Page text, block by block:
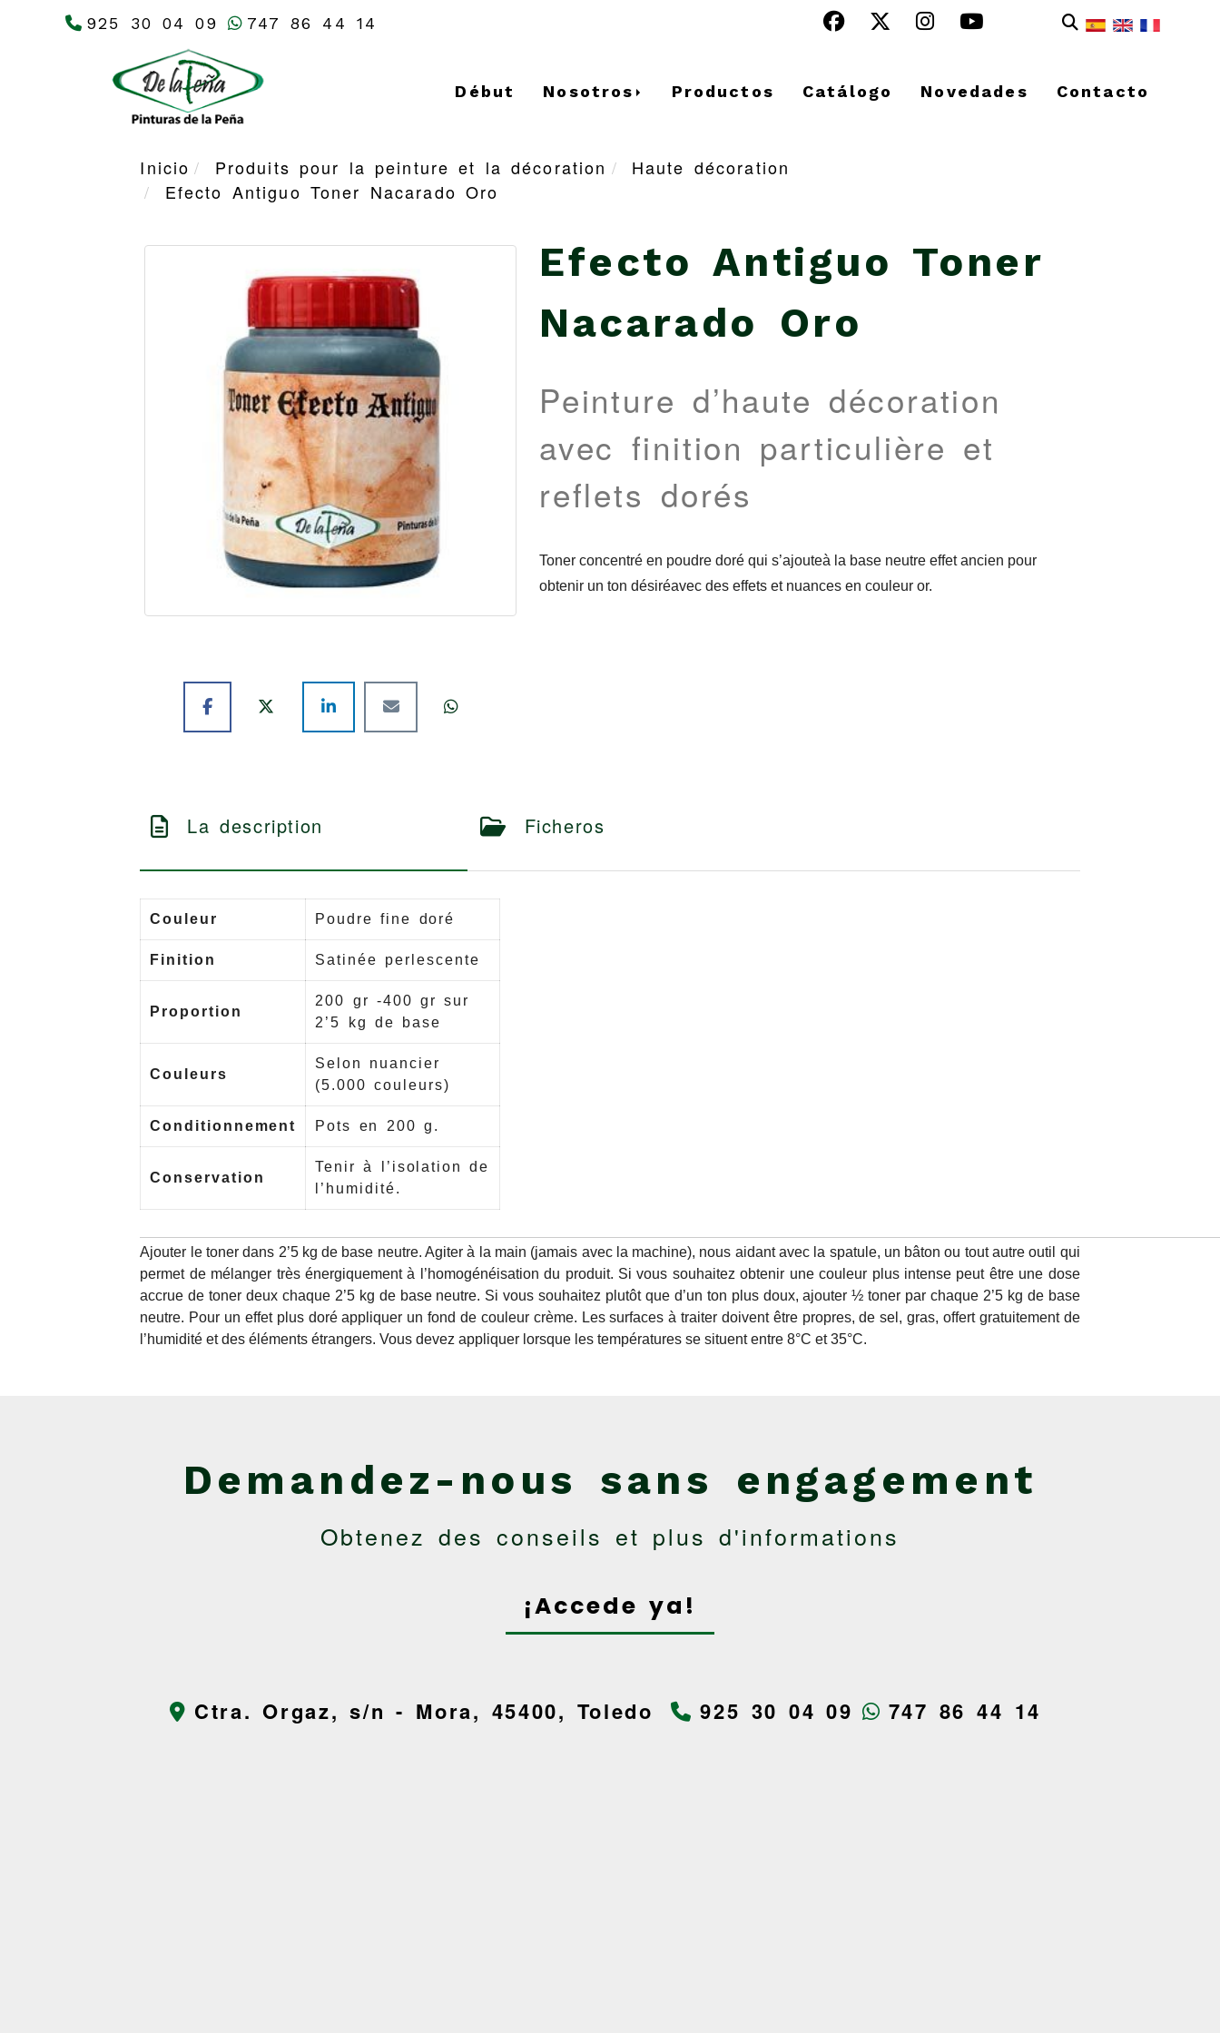
925 30 04 09 747 86 44 14
Début Nosotros Productos Catálogo Novedades Contacto
Inicio Produits pour la peinture et la décoration
Haute décoration
Efecto Antiguo Toner Nacarado Oro
Efecto Antiguo Toner
Nacarado Oro
Peinture d’haute décoration
avec finition particulière et
reflets dorés
Toner concentré en poudre doré qui s’ajouteà la base neutre effet ancien pour
obtenir un ton désiréavec des effets et nuances en couleur or.
La description Ficheros
Couleur Poudre fine doré
Finition Satinée perlescente
Proportion
200 gr -400 gr sur
2’5 kg de base
Couleurs
Selon nuancier
(5.000 couleurs)
Conditionnement Pots en 200 g.
Conservation
Tenir à l’isolation de
l’humidité.
Ajouter le toner dans 2’5 kg de base neutre. Agiter à la main (jamais avec la machine), nous aidant avec la spatule, un bâton ou tout autre outil qui
permet de mélanger très énergiquement à l’homogénéisation du produit. Si vous souhaitez obtenir une couleur plus intense peut être une dose
accrue de toner deux chaque 2’5 kg de base neutre. Si vous souhaitez plutôt que d’un ton plus doux, ajouter ½ toner par chaque 2’5 kg de base
neutre. Pour un effet plus doré appliquer un fond de couleur crème. Les surfaces à traiter doivent être propres, de sel, gras, offert gratuitement de
l’humidité et des éléments étrangers. Vous devez appliquer lorsque les températures se situent entre 8°C et 35°C.
Demandez-nous sans engagement
Obtenez des conseils et plus d'informations
¡Accede ya!
Ctra. Orgaz, s/n - Mora, 45400, Toledo 925 30 04 09 747 86 44 14